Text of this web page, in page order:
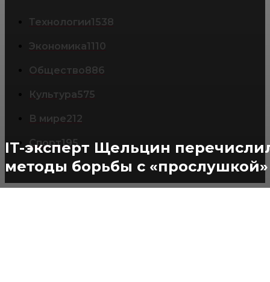
IT-эксперт Щельцин
методы борьбы с «прослушкой»
Технологии1538
Экономика1110
Общество886
Культура575
В мире212
Спорт195